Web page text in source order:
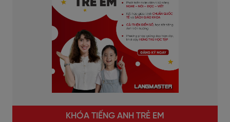
KHÓA TIẾNG ANH TRẺ EM